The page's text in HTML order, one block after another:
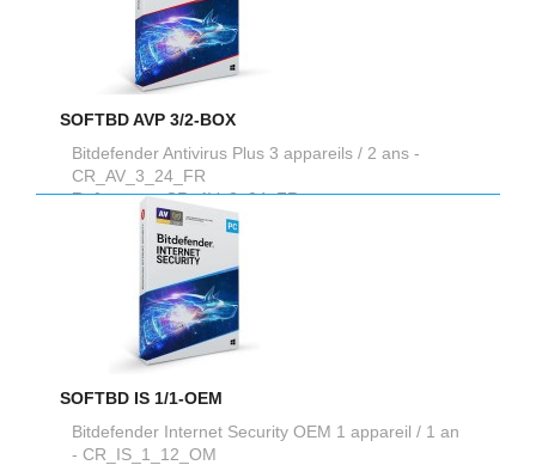
SOFTBD AVP 3/2-BOX
Bitdefender Antivirus Plus 3 appareils / 2 ans -
CR_AV_3_24_FR
Reference :CR_AV_3_24_FR
SOFTBD IS 1/1-OEM
Bitdefender Internet Security OEM 1 appareil / 1 an
- CR_IS_1_12_OM